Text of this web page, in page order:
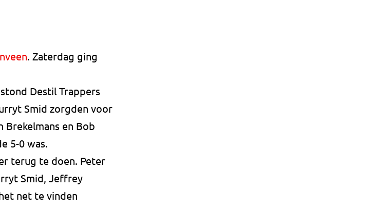
. Zaterdag ging
Destil Trappers
Smid zorgden voor
en Bob
5-0 was.
terug te doen. Peter
Smid, Jeffrey
net te vinden